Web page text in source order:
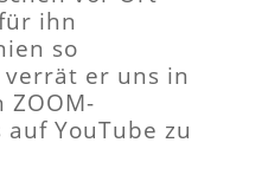
ihn
so
er uns in
YouTube zu